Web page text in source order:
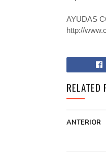
AYUDAS
http://
RELATED
ANTERIOR